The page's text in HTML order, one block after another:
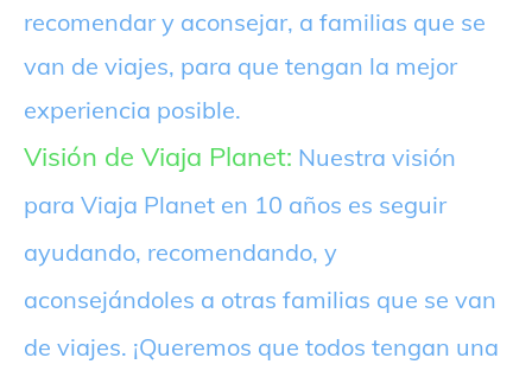
recomendar y aconsejar, a familias que se
van de viajes, para que tengan la mejor
experiencia posible.
Visión de Viaja Planet: Nuestra visión
para Viaja Planet en 10 años es seguir
ayudando, recomendando, y
aconsejándoles a otras familias que se van
de viajes. ¡Queremos que todos tengan una